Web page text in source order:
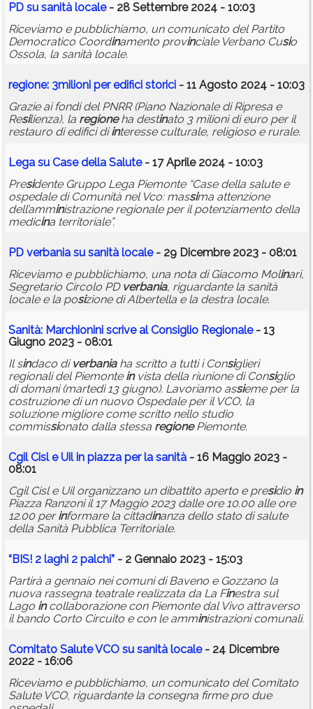
PD su sanità locale- 28 Settembre 2024 - 10:03
Riceviamo e pubblichiamo, un comunicato del Partito
Democratico Coordinamento provinciale Verbano Cusio
Ossola, la sanità locale.
regione: 3milioni per edifici storici - 11 Agosto 2024 - 10:03
Grazie ai fondi del PNRR (Piano Nazionale di Ripresa e
Resilienza), la regioneha destinato 3 milioni di euro per il
restauro di edifici diinteresse culturale, religioso e rurale.
Lega su Case della Salute- 17 Aprile 2024 - 10:03
Presidente Gruppo Lega Piemonte “Case della salute e
ospedale di Comunità nel Vco: massima attenzione
dell’amministrazione regionale per il potenziamento della
medicina territoriale”.
PD verbania su sanità locale- 29 Dicembre 2023 - 08:01
Riceviamo e pubblichiamo, una nota di Giacomo Molinari,
Segretario Circolo PD verbania, riguardante la sanità
locale e la posizione di Albertella e la destra locale.
Sanità: Marchionini scrive al Consiglio Regionale - 13
Giugno 2023 - 08:01
Il sindaco di verbaniaha scritto a tutti i Consiglieri
regionali del Piemonte invista della riunione di Consiglio
di domani (martedì 13 giugno). Lavoriamo assieme per la
costruzione di un nuovo Ospedale per il VCO, la
soluzione migliore come scritto nello studio
commissionato dalla stessa regionePiemonte.
Cgil Cisl e Uil in piazza per la sanità - 16 Maggio 2023 -
08:01
Cgil Cisl e Uil organizzano un dibattito aperto e presidio in
Piazza Ranzoni il 17 Maggio 2023 dalle ore 10.00 alle ore
12.00 perinformare la cittadinanza dello stato di salute
della Sanità Pubblica Territoriale.
“BIS! 2 laghi 2 palchi” - 2 Gennaio 2023 - 15:03
Partirà a gennaio nei comuni di Baveno e Gozzano la
nuova rassegna teatrale realizzata da La Finestra sul
Lago incollaborazione con Piemonte dal Vivo attraverso
il bando Corto Circuito e con le amministrazioni comunali.
Comitato Salute VCO su sanità locale- 24 Dicembre
2022 - 16:06
Riceviamo e pubblichiamo, un comunicato del Comitato
Salute VCO, riguardante la consegna firme pro due